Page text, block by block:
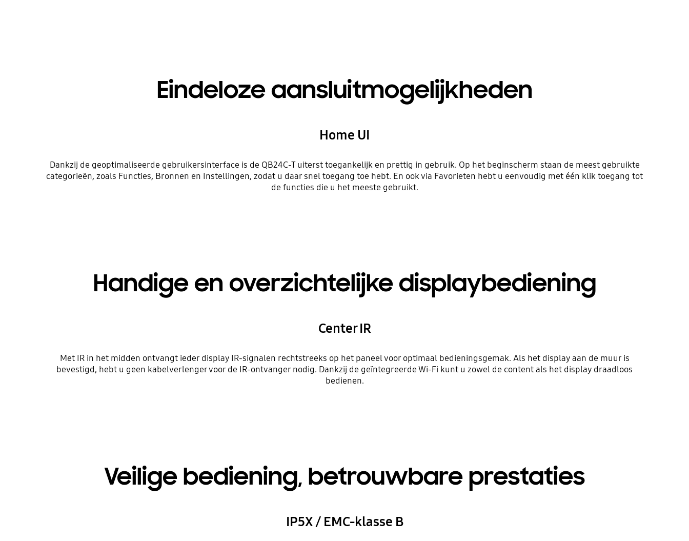
Eindeloze aansluitmogelijkheden
Home UI
Dankzij de geoptimaliseerde gebruikersinterface is de QB24C-T uiterst toegankelijk en prettig in gebruik. Op het beginscherm staan de meest gebruikte
categorieën, zoals Functies, Bronnen en Instellingen, zodat u daar snel toegang toe hebt. En ook via Favorieten hebt u eenvoudig met één klik toegang tot
de functies die u het meeste gebruikt.
Handige en overzichtelijke displaybediening
Center IR
Met IR in het midden ontvangt ieder display IR-signalen rechtstreeks op het paneel voor optimaal bedieningsgemak. Als het display aan de muur is
bevestigd, hebt u geen kabelverlenger voor de IR-ontvanger nodig. Dankzij de geïntegreerde Wi-Fi kunt u zowel de content als het display draadloos
bedienen.
Veilige bediening, betrouwbare prestaties
IP5X / EMC-klasse B